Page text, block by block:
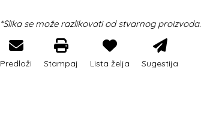
*Slika se može razlikovati od stvarnog proizvoda.
Predloži Stampaj Lista želja Sugestija